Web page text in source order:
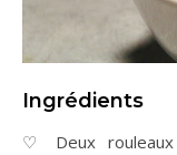
Ingrédients
♡ Deux